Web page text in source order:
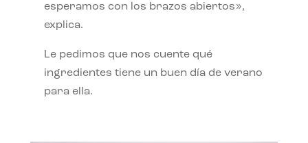
esperamos con los brazos abiertos»,
explica.
Le pedimos que nos cuente qué
ingredientes tiene un buen día de verano
para ella.